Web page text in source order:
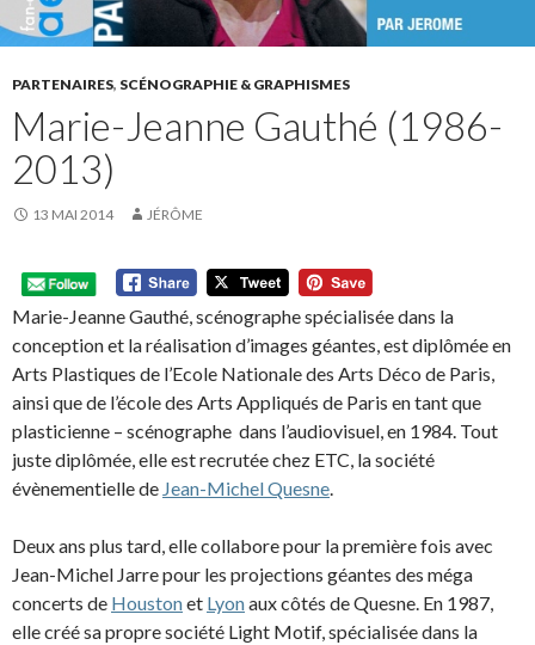
PARTENAIRES, SCÉNOGRAPHIE & GRAPHISMES
Marie-Jeanne Gauthé (1986-
2013)
13 MAI 2014 JÉRÔME
Marie-Jeanne Gauthé, scénographe spécialisée dans la
conception et la réalisation d’images géantes, est diplômée en
Arts Plastiques de l’Ecole Nationale des Arts Déco de Paris,
ainsi que de l’école des Arts Appliqués de Paris en tant que
plasticienne – scénographe dans l’audiovisuel, en 1984. Tout
juste diplômée, elle est recrutée chez ETC, la société
évènementielle de Jean-Michel Quesne.
Deux ans plus tard, elle collabore pour la première fois avec
Jean-Michel Jarre pour les projections géantes des méga
concerts de Houstonet Lyonaux côtés de Quesne. En 1987,
elle créé sa propre société Light Motif, spécialisée dans la